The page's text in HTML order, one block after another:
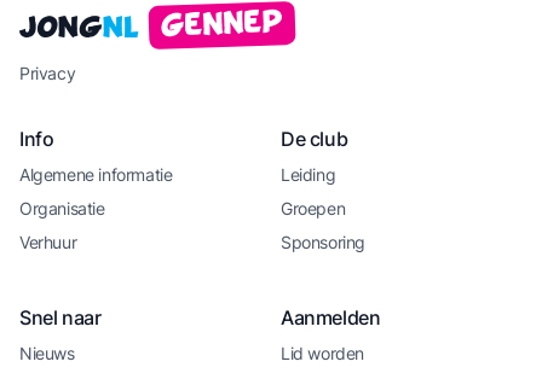
JongNL Gennep
Privacy
Info
Algemene informatie
Organisatie
Verhuur
De club
Leiding
Groepen
Sponsoring
Snel naar
Nieuws
Aanmelden
Lid worden